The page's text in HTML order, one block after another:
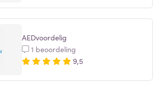
AEDvoordelig
1 beoordeling
9,5